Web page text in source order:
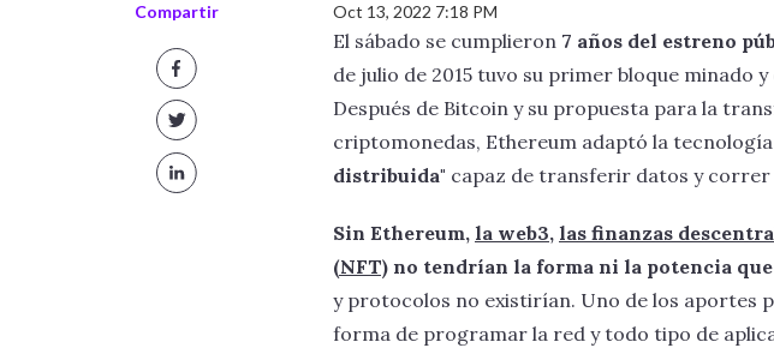
Compartir Oct 13, 2022 7:18 PM
El sábado se cumplieron 7 años del estreno
de julio de 2015 tuvo su primer bloque minado
Después de Bitcoin y su propuesta para la
criptomonedas, Ethereum adaptó la tecnología
distribuida" capaz de transferir datos y
Sin Ethereum, la web3, las finanzas
(NFT) no tendrían la forma ni la potencia
y protocolos no existirían. Uno de los aportes
forma de programar la red y todo tipo de